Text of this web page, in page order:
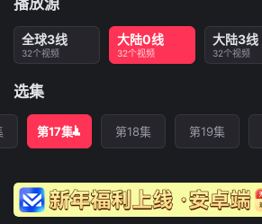
播放源
全球3线
32个视频
大陆0线
32个视频
大陆3线
32个视频
选集
第17集 第18集 第19集